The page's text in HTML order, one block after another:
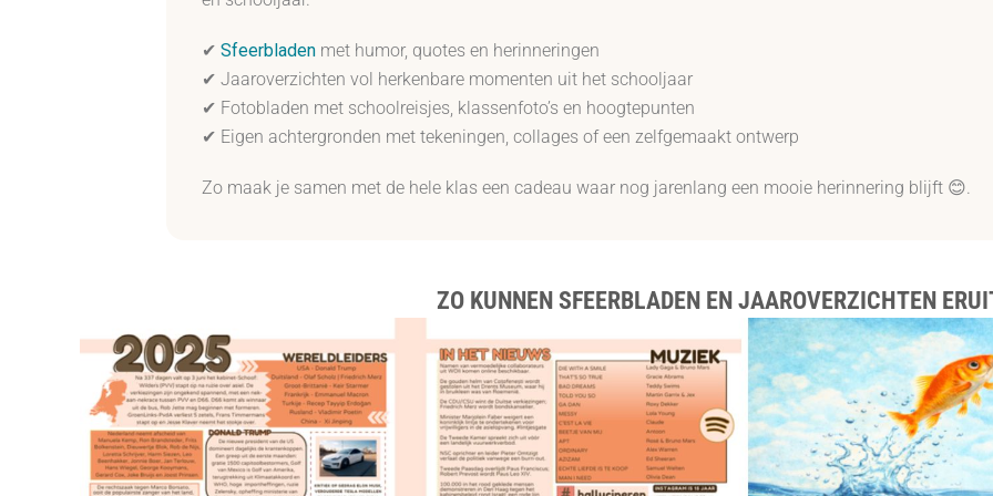
✔ Sfeerbladen met humor, quotes en herinneringen
✔ Jaaroverzichten vol herkenbare momenten uit het schooljaar
✔ Fotobladen met schoolreisjes, klassenfoto’s en hoogtepunten
✔ Eigen achtergronden met tekeningen, collages of een zelfgemaakt ontwerp
Zo maak je samen met de hele klas een cadeau waar nog jarenlang een mooie herinnering blijft 😊.
ZO KUNNEN SFEERBLADEN EN JAAROVERZICHTEN